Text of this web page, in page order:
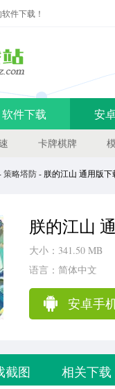
件下载！
软件下载 安
卡牌棋牌
策略塔防- 朕的江山 通用版下
朕的江山
大小：341.50 MB
语言：简体中文
安卓手
截图 相关下载